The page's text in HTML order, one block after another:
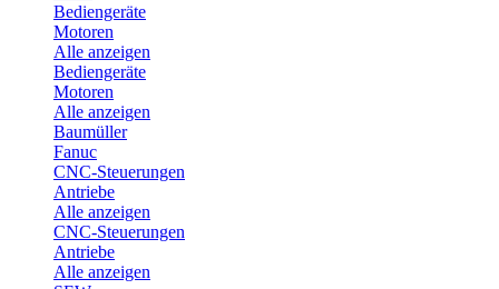
Bediengeräte
Motoren
Alle anzeigen
Bediengeräte
Motoren
Alle anzeigen
Baumüller
Fanuc
CNC-Steuerungen
Antriebe
Alle anzeigen
CNC-Steuerungen
Antriebe
Alle anzeigen